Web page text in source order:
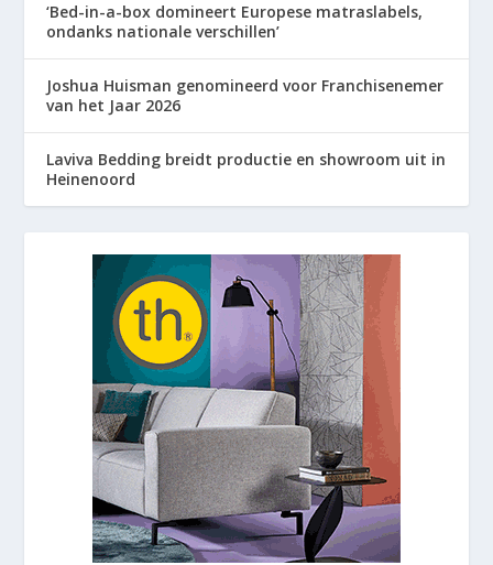
‘Bed-in-a-box domineert Europese matraslabels,
ondanks nationale verschillen’
Joshua Huisman genomineerd voor Franchisenemer
van het Jaar 2026
Laviva Bedding breidt productie en showroom uit in
Heinenoord